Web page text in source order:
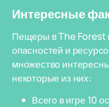
Интересные
Пещеры в The Forest
опасностей и
множество
некоторые из них:
Всего в игре 10